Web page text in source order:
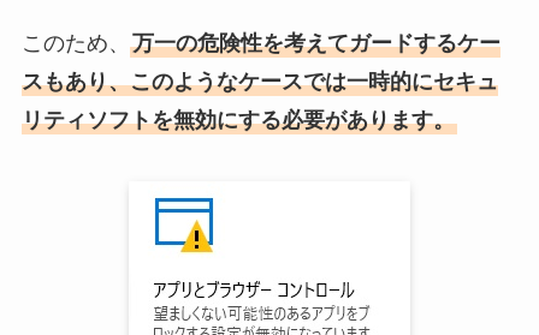
このため、 万一の危険性を考えてガードするケー
スもあり、このようなケースでは一時的にセキュ
リティソフトを無効にする必要があります。